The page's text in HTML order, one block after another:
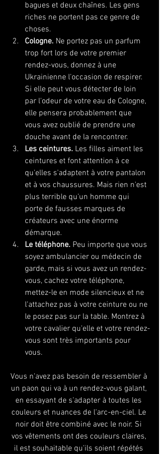
bagues et deux chaînes. Les gens
riches ne portent pas ce genre de
choses.
Cologne. Ne portez pas un parfum
trop fort lors de votre premier
rendez-vous, donnez à une
Ukrainienne l'occasion de respirer.
Si elle peut vous détecter de loin
par l'odeur de votre eau de Cologne,
elle pensera probablement que
vous avez oublié de prendre une
douche avant de la rencontrer.
Les ceintures. Les filles aiment les
ceintures et font attention à ce
qu'elles s'adaptent à votre pantalon
et à vos chaussures. Mais rien n'est
plus terrible qu'un homme qui
porte de fausses marques de
créateurs avec une énorme
démarque.
Le téléphone. Peu importe que vous
soyez ambulancier ou médecin de
garde, mais si vous avez un rendez-
vous, cachez votre téléphone,
mettez-le en mode silencieux et ne
l'attachez pas à votre ceinture ou ne
le posez pas sur la table. Montrez à
votre cavalier qu'elle et votre rendez-
vous sont très importants pour
vous.
Vous n'avez pas besoin de ressembler à
un paon qui va à un rendez-vous galant,
en essayant de s'adapter à toutes les
couleurs et nuances de l'arc-en-ciel. Le
noir doit être combiné avec le noir. Si
vos vêtements ont des couleurs claires,
il est souhaitable qu'ils soient répétés